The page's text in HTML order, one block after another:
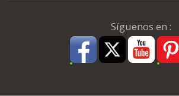
Síguenos en :